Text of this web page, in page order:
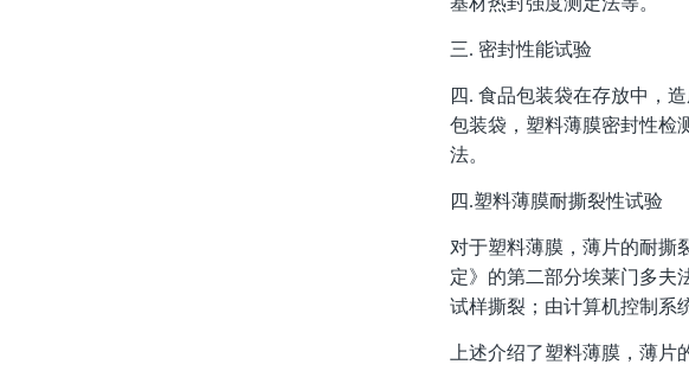
三. 密封性能试验
四. 食品包装袋在存放中，
包装袋，塑料薄膜密封性检
法。
四.塑料薄膜耐撕裂性试验
对于塑料薄膜，薄片的耐撕
定》的第二部分埃莱门多夫
试样撕裂；由计算机控制系
上述介绍了塑料薄膜，薄